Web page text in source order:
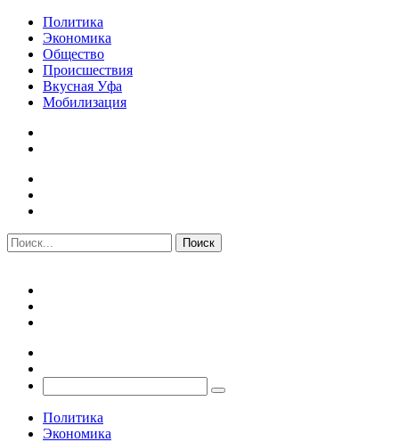
Политика
Экономика
Общество
Происшествия
Вкусная Уфа
Мобилизация
Политика
Экономика